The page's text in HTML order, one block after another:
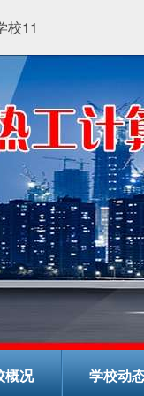
校11
概况 学校动